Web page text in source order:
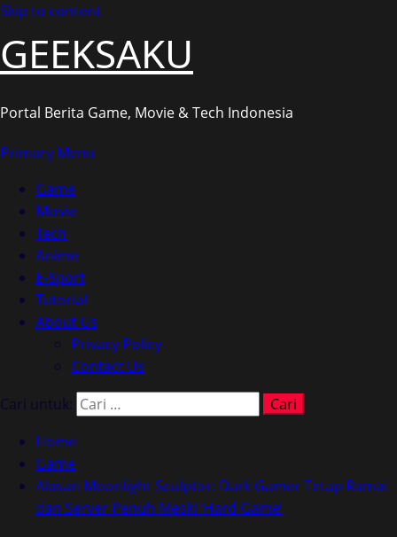
Skip to content
GEEKSAKU
Portal Berita Game, Movie & Tech Indonesia
Primary Menu
Game
Movie
Tech
Anime
E-Sport
Tutorial
About Us
Privacy Policy
Contact Us
Cari untuk:
Home
Game
Alasan Moonlight Sculptor: Dark Gamer Tetap Ramai
dan Server Penuh Meski ‘Hard Game’